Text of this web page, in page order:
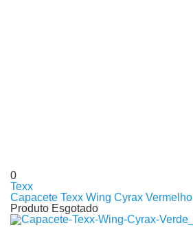
0
Texx
Capacete Texx Wing Cyrax Vermelho
Produto Esgotado